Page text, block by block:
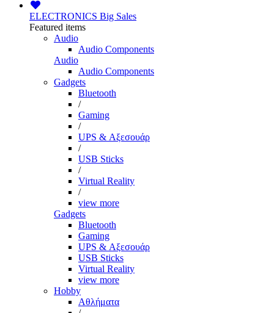
ELECTRONICS Big Sales
Featured items
Audio
Audio Components
Audio
Audio Components
Gadgets
Bluetooth
/
Gaming
/
UPS & Αξεσουάρ
/
USB Sticks
/
Virtual Reality
/
view more
Gadgets
Bluetooth
Gaming
UPS & Αξεσουάρ
USB Sticks
Virtual Reality
view more
Hobby
Αθλήματα